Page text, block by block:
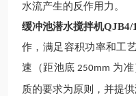
水流产生的反作用力。
缓冲池潜水搅拌机QJB4/
作，满足容积功率和工
速（距池底 250mm 为准
质的要求为原则，并提